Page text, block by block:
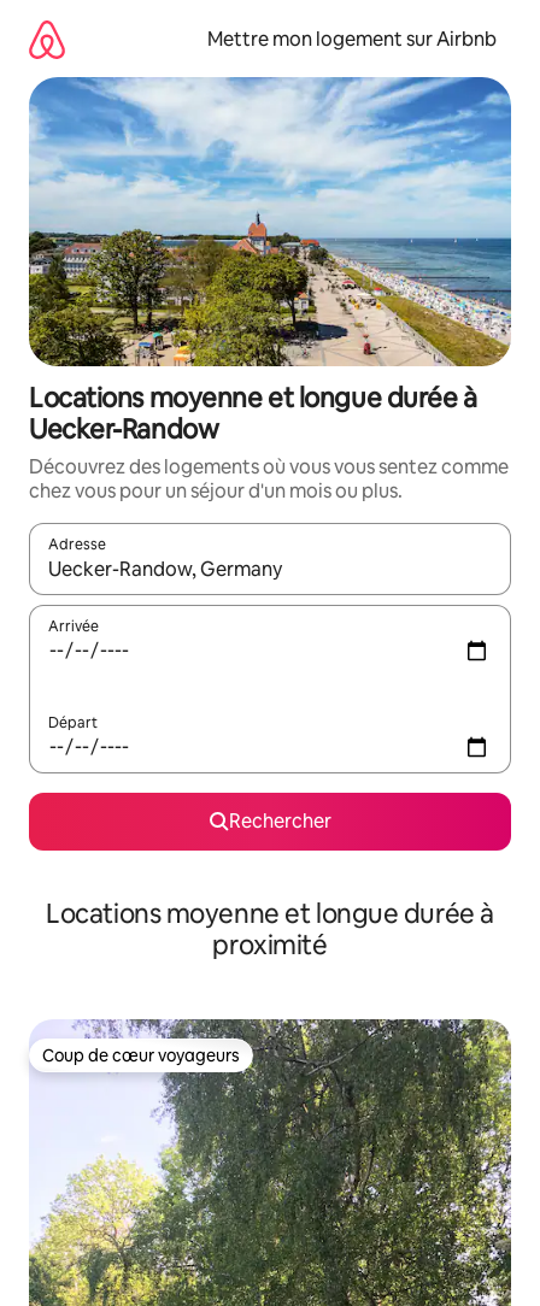
directement
contenu
Mettre mon logement sur Airbnb
Locations moyenne et longue durée à
Uecker-Randow
Découvrez des logements où vous vous sentez comme
chez vous pour un séjour d'un mois ou plus.
Adresse
Lorsque les résultats s'affichent, utilisez les flèches vers le
Arrivée
Départ
Rechercher
Locations moyenne et longue durée à
proximité
Coup de cœur voyageurs
Coup de cœur voyageurs